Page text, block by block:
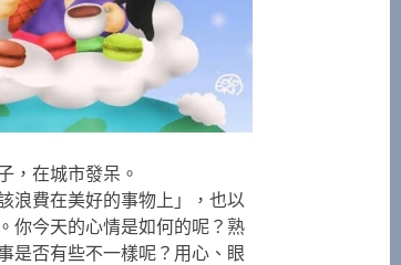
，在城市發呆。
浪費在美好的事物上」，也以
你今天的心情是如何的呢？熟
是否有些不一樣呢？用心、眼